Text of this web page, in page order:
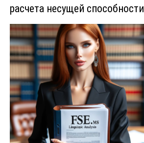
расчета несущей способности